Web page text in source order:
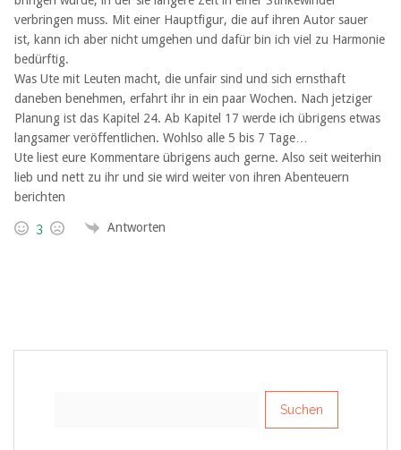
verbringen muss. Mit einer Hauptfigur, die auf ihren Autor sauer
ist, kann ich aber nicht umgehen und dafür bin ich viel zu Harmonie
bedürftig.
Was Ute mit Leuten macht, die unfair sind und sich ernsthaft
daneben benehmen, erfahrt ihr in ein paar Wochen. Nach jetziger
Planung ist das Kapitel 24. Ab Kapitel 17 werde ich übrigens etwas
langsamer veröffentlichen. Wohlso alle 5 bis 7 Tage…
Ute liest eure Kommentare übrigens auch gerne. Also seit weiterhin
lieb und nett zu ihr und sie wird weiter von ihren Abenteuern
berichten
3 Antworten